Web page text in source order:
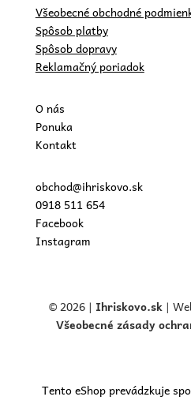
Všeobecné obchodné
Spôsob platby
Spôsob dopravy
Reklamačný poriadok
O nás
Ponuka
Kontakt
obchod@ihriskovo.sk
0918 511 654
Facebook
Instagram
© 2026 | Ihriskovo.sk|
Všeobecné zásady
Tento eShop prevádzkuje